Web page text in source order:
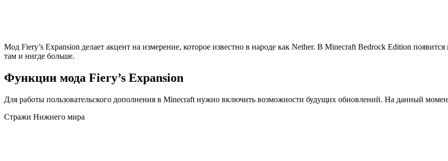
Мод Fiery’s Expansion делает акцент на измерение, которое известно в народе как Nether. В Minecraft Bedrock Edition
там и нигде больше.
Функции мода Fiery’s Expansion
Для работы пользовательского дополнения в Minecraft нужно включить возможности будущих обновлений. На данный
Стражи Нижнего мира